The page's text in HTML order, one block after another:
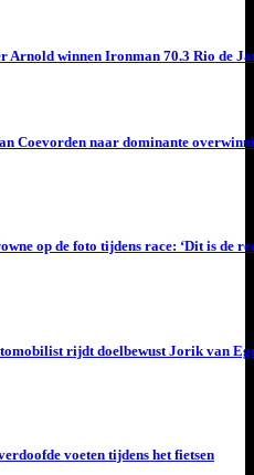
Arnold winnen Ironman 70.3 Rio de
Coevorden naar dominante
op de foto tijdens race: ‘Dit is de
rijdt doelbewust Jorik van
voeten tijdens het fietsen